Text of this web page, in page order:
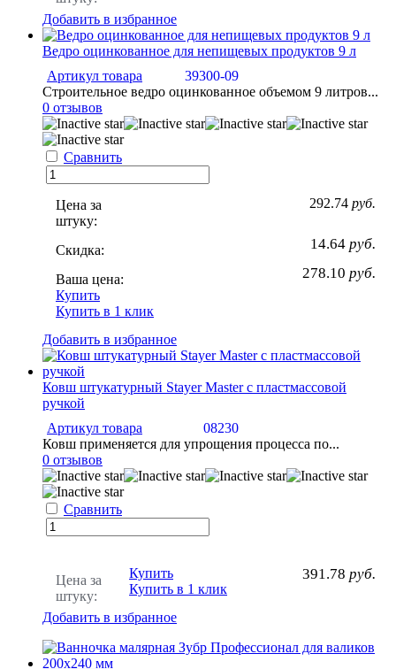
Добавить в избранное
Ведро оцинкованное для непищевых продуктов 9 л
Артикул товара
39300-09
Строительное ведро оцинкованное объемом 9 литров...
0 отзывов
Сравнить
Цена за
штуку:
292.74 руб.
Скидка: 14.64 руб.
Ваша цена: 278.10 руб.
Купить
Купить в 1 клик
Добавить в избранное
Ковш штукатурный Stayer Master с пластмассовой
ручкой
Артикул товара
08230
Ковш применяется для упрощения процесса по...
0 отзывов
Сравнить
Цена за
штуку:
391.78 руб.
Купить
Купить в 1 клик
Добавить в избранное